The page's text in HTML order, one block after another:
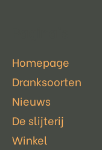
Homepage
Dranksoorten
Nieuws
De slijterij
Winkel